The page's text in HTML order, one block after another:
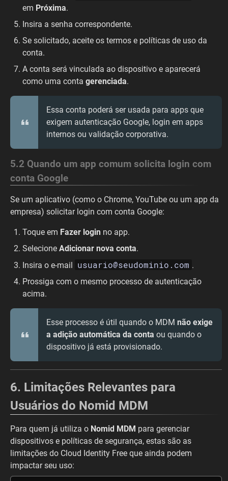
em Próxima.
Insira a senha correspondente.
Se solicitado, aceite os termos e políticas de uso da
conta.
A conta será vinculada ao dispositivo e aparecerá
como uma conta gerenciada.
Essa conta poderá ser usada para apps que
exigem autenticação Google, login em apps
internos ou validação corporativa.
5.2 Quando um app comum solicita login com
conta Google
Se um aplicativo (como o Chrome, YouTube ou um app da
empresa) solicitar login com conta Google:
Toque em Fazer login no app.
Selecione Adicionar nova conta.
Insira o e-mail usuario@seudominio.com .
Prossiga com o mesmo processo de autenticação
acima.
Esse processo é útil quando o MDM não exige
a adição automática da conta ou quando o
dispositivo já está provisionado.
6. Limitações Relevantes para
Usuários do Nomid MDM
Para quem já utiliza o Nomid MDM para gerenciar
dispositivos e políticas de segurança, estas são as
limitações do Cloud Identity Free que ainda podem
impactar seu uso: